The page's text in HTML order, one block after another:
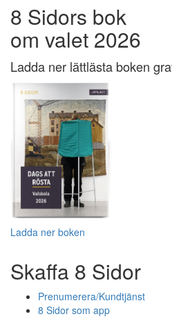
8 Sidors bok
om valet 2026
Ladda ner lättlästa boken
Ladda ner boken
Skaffa 8 Sidor
Prenumerera/Kundtjänst
8 Sidor som app